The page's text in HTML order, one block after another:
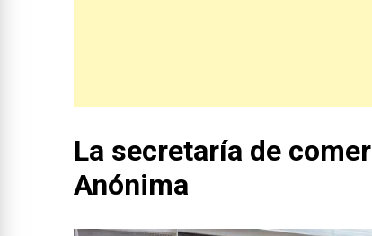
La secretaría de
Anónima